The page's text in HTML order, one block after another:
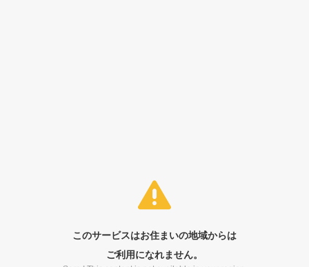
このサービスはお住まいの地域からは
ご利用になれません。